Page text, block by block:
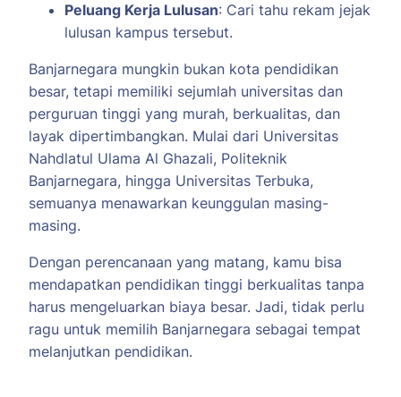
Peluang Kerja Lulusan: Cari tahu rekam jejak
lulusan kampus tersebut.
Banjarnegara mungkin bukan kota pendidikan
besar, tetapi memiliki sejumlah universitas dan
perguruan tinggi yang murah, berkualitas, dan
layak dipertimbangkan. Mulai dari Universitas
Nahdlatul Ulama Al Ghazali, Politeknik
Banjarnegara, hingga Universitas Terbuka,
semuanya menawarkan keunggulan masing-
masing.
Dengan perencanaan yang matang, kamu bisa
mendapatkan pendidikan tinggi berkualitas tanpa
harus mengeluarkan biaya besar. Jadi, tidak perlu
ragu untuk memilih Banjarnegara sebagai tempat
melanjutkan pendidikan.